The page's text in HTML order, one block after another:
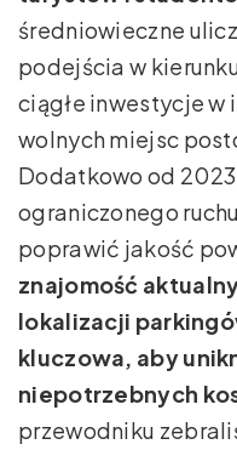
średniowieczne
podejścia w
ciągłe inwestycje w
wolnych miejsc
Dodatkowo od
ograniczonego
poprawić jakość
znajomość
lokalizacji
kluczowa, aby
niepotrzebnych
przewodniku